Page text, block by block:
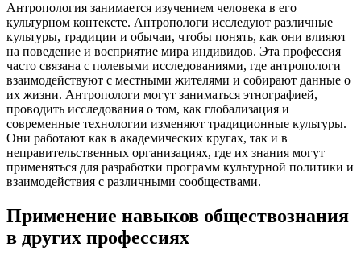
Антропология занимается изучением человека в его
культурном контексте. Антропологи исследуют различные
культуры, традиции и обычаи, чтобы понять, как они влияют
на поведение и восприятие мира индивидов. Эта профессия
часто связана с полевыми исследованиями, где антропологи
взаимодействуют с местными жителями и собирают данные о
их жизни. Антропологи могут заниматься этнографией,
проводить исследования о том, как глобализация и
современные технологии изменяют традиционные культуры.
Они работают как в академических кругах, так и в
неправительственных организациях, где их знания могут
применяться для разработки программ культурной политики и
взаимодействия с различными сообществами.
Применение навыков обществознания
в других профессиях